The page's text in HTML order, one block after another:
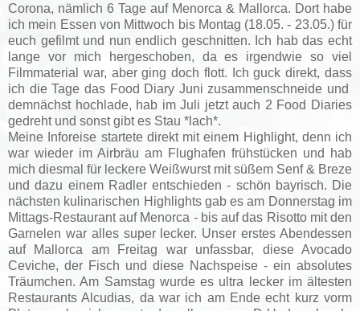
Corona, nämlich 6 Tage auf Menorca & Mallorca. Dort habe
ich mein Essen von Mittwoch bis Montag (18.05. - 23.05.) für
euch gefilmt und nun endlich geschnitten. Ich hab das echt
lange vor mich hergeschoben, da es irgendwie so viel
Filmmaterial war, aber ging doch flott. Ich guck direkt, dass
ich die Tage das Food Diary Juni zusammenschneide und
demnächst hochlade, hab im Juli jetzt auch 2 Food Diaries
gedreht und sonst gibt es Stau *lach*.
Meine Inforeise startete direkt mit einem Highlight, denn ich
war wieder im Airbräu am Flughafen frühstücken und hab
mich diesmal für leckere Weißwurst mit süßem Senf & Breze
und dazu einem Radler entschieden - schön bayrisch. Die
nächsten kulinarischen Highlights gab es am Donnerstag im
Mittags-Restaurant auf Menorca - bis auf das Risotto mit den
Garnelen war alles super lecker. Unser erstes Abendessen
auf Mallorca am Freitag war unfassbar, diese Avocado
Ceviche, der Fisch und diese Nachspeise - ein absolutes
Träumchen. Am Samstag wurde es ultra lecker im ältesten
Restaurants Alcudias, da war ich am Ende echt kurz vorm